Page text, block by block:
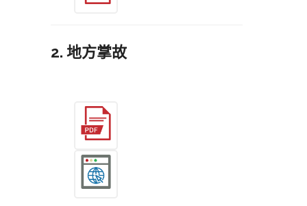
2. 地方掌故